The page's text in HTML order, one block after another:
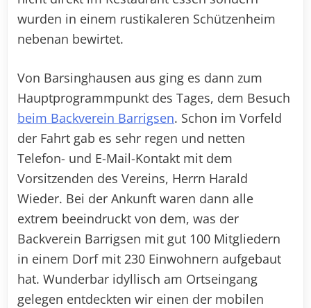
wurden in einem rustikaleren Schützenheim
nebenan bewirtet.
Von Barsinghausen aus ging es dann zum
Hauptprogrammpunkt des Tages, dem Besuch
beim Backverein Barrigsen. Schon im Vorfeld
der Fahrt gab es sehr regen und netten
Telefon- und E-Mail-Kontakt mit dem
Vorsitzenden des Vereins, Herrn Harald
Wieder. Bei der Ankunft waren dann alle
extrem beeindruckt von dem, was der
Backverein Barrigsen mit gut 100 Mitgliedern
in einem Dorf mit 230 Einwohnern aufgebaut
hat. Wunderbar idyllisch am Ortseingang
gelegen entdeckten wir einen der mobilen